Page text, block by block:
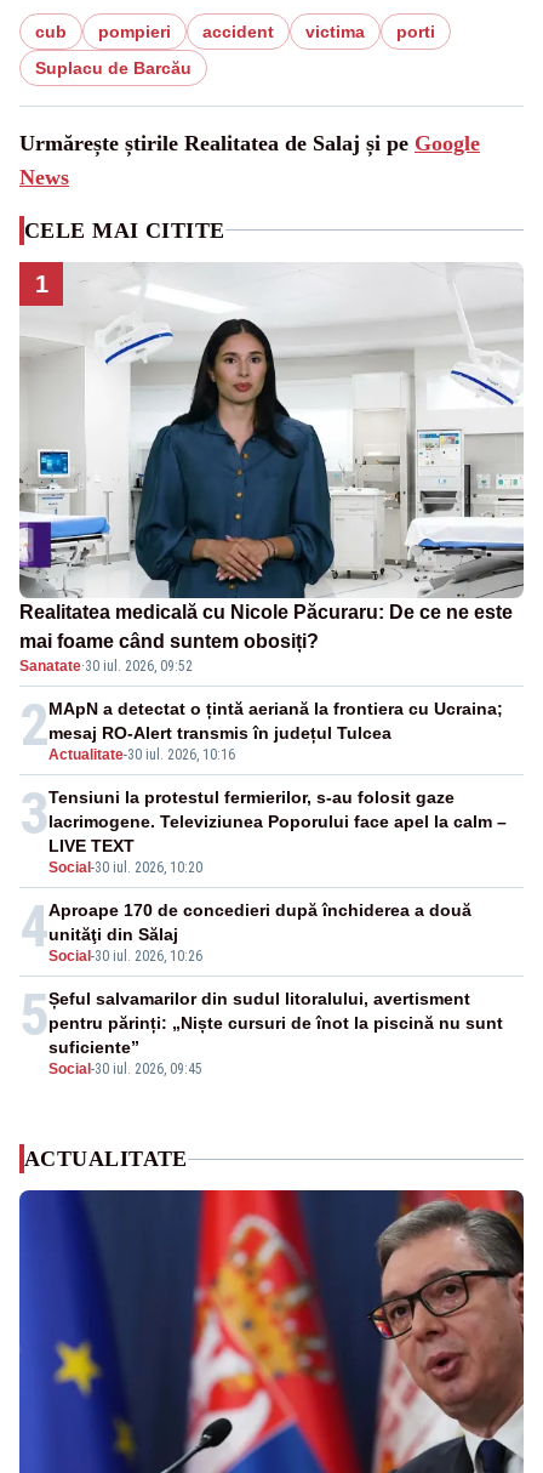
cub pompieri accident victima
porti
Suplacu de Barcău
Urmărește știrile Realitatea de Salaj și pe Google
News
CELE MAI CITITE
1
Realitatea medicală cu Nicole Păcuraru: De ce ne este
mai foame când suntem obosiți?
Sanatate·30 iul. 2026, 09:52
2Actualitate-30 iul. 2026, 10:16
MApN a detectat o țintă aeriană la frontiera cu Ucraina;
mesaj RO-Alert transmis în județul Tulcea
3
Social -30 iul. 2026, 10:20
Tensiuni la protestul fermierilor, s-au folosit gaze
lacrimogene. Televiziunea Poporului face apel la calm –
LIVE TEXT
4Social -30 iul. 2026, 10:26
Aproape 170 de concedieri după închiderea a două
unităţi din Sălaj
5
Social -30 iul. 2026, 09:45
Șeful salvamarilor din sudul litoralului, avertisment
pentru părinți: „Niște cursuri de înot la piscină nu sunt
suficiente”
ACTUALITATE